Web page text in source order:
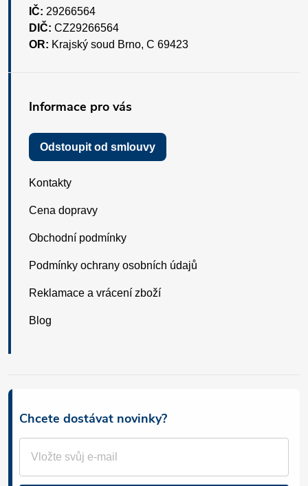
IČ: 29266564
DIČ: CZ29266564
OR: Krajský soud Brno, C 69423
Informace pro vás
Odstoupit od smlouvy
Kontakty
Cena dopravy
Obchodní podmínky
Podmínky ochrany osobních údajů
Reklamace a vrácení zboží
Blog
Chcete dostávat novinky?